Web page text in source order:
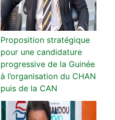
Proposition stratégique
pour une candidature
progressive de la Guinée
à l’organisation du CHAN
puis de la CAN